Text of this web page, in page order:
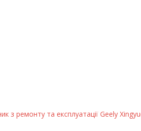
з ремонту та експлуатації Geely